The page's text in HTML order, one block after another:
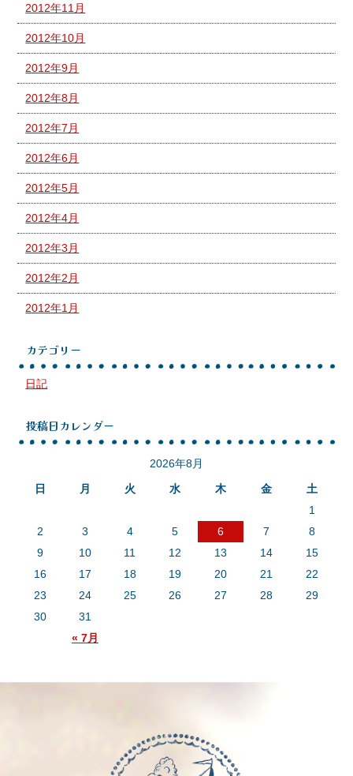
2012年11月
2012年10月
2012年9月
2012年8月
2012年7月
2012年6月
2012年5月
2012年4月
2012年3月
2012年2月
2012年1月
カテゴリー
日記
投稿日カレンダー
2026年8月
日
月 火 水 木 金 土
« 7月
1
2
3 4 5 6 7
8
9
10 11 12 13 14
15
16
17 18 19 20 21
22
23
24 25 26 27 28
29
30
31